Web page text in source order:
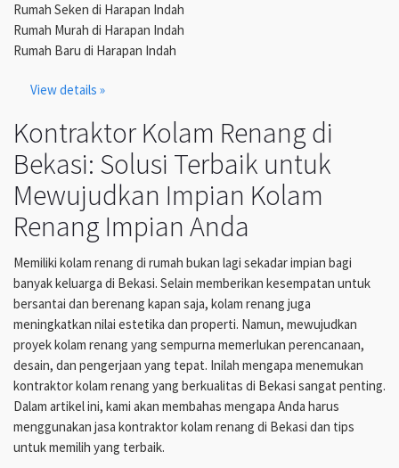
Rumah Seken di Harapan Indah
Rumah Murah di Harapan Indah
Rumah Baru di Harapan Indah
View details »
Kontraktor Kolam Renang di
Bekasi: Solusi Terbaik untuk
Mewujudkan Impian Kolam
Renang Impian Anda
Memiliki kolam renang di rumah bukan lagi sekadar impian bagi
banyak keluarga di Bekasi. Selain memberikan kesempatan untuk
bersantai dan berenang kapan saja, kolam renang juga
meningkatkan nilai estetika dan properti. Namun, mewujudkan
proyek kolam renang yang sempurna memerlukan perencanaan,
desain, dan pengerjaan yang tepat. Inilah mengapa menemukan
kontraktor kolam renang yang berkualitas di Bekasi sangat penting.
Dalam artikel ini, kami akan membahas mengapa Anda harus
menggunakan jasa kontraktor kolam renang di Bekasi dan tips
untuk memilih yang terbaik.